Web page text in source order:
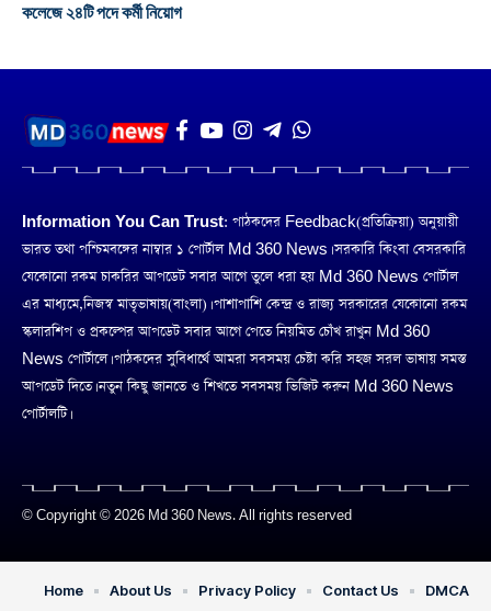
কলেজে ২৪টি পদে কর্মী নিয়োগ
Information You Can Trust: পাঠকদের Feedback(প্রতিক্রিয়া) অনুয়ায়ী
ভারত তথা পশ্চিমবঙ্গের নাম্বার ১ পোর্টাল Md 360 News। সরকারি কিংবা বেসরকারি
যেকোনো রকম চাকরির আপডেট সবার আগে তুলে ধরা হয় Md 360 News পোর্টাল
এর মাধ্যমে,নিজস্ব মাতৃভাষায়(বাংলা)। পাশাপাশি কেন্দ্র ও রাজ্য সরকারের যেকোনো রকম
স্কলারশিপ ও প্রকল্পের আপডেট সবার আগে পেতে নিয়মিত চোঁখ রাখুন Md 360
News পোর্টালে। পাঠকদের সুবিধার্থে আমরা সবসময় চেষ্টা করি সহজ সরল ভাষায় সমস্ত
আপডেট দিতে। নতুন কিছু জানতে ও শিখতে সবসময় ভিজিট করুন Md 360 News
পোর্টালটি।
© Copyright © 2026 Md 360 News. All rights reserved
Home About Us Privacy Policy Contact Us DMCA